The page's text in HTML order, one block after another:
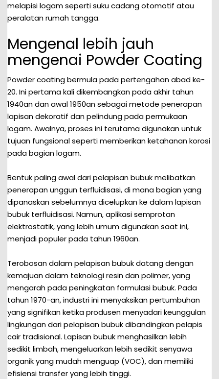
melapisi logam seperti suku cadang otomotif atau
peralatan rumah tangga.
Mengenal lebih jauh
mengenai Powder Coating
Powder coating bermula pada pertengahan abad ke-
20. Ini pertama kali dikembangkan pada akhir tahun
1940an dan awal 1950an sebagai metode penerapan
lapisan dekoratif dan pelindung pada permukaan
logam. Awalnya, proses ini terutama digunakan untuk
tujuan fungsional seperti memberikan ketahanan korosi
pada bagian logam.
Bentuk paling awal dari pelapisan bubuk melibatkan
penerapan unggun terfluidisasi, di mana bagian yang
dipanaskan sebelumnya dicelupkan ke dalam lapisan
bubuk terfluidisasi. Namun, aplikasi semprotan
elektrostatik, yang lebih umum digunakan saat ini,
menjadi populer pada tahun 1960an.
Terobosan dalam pelapisan bubuk datang dengan
kemajuan dalam teknologi resin dan polimer, yang
mengarah pada peningkatan formulasi bubuk. Pada
tahun 1970-an, industri ini menyaksikan pertumbuhan
yang signifikan ketika produsen menyadari keunggulan
lingkungan dari pelapisan bubuk dibandingkan pelapis
cair tradisional. Lapisan bubuk menghasilkan lebih
sedikit limbah, mengeluarkan lebih sedikit senyawa
organik yang mudah menguap (VOC), dan memiliki
efisiensi transfer yang lebih tinggi.